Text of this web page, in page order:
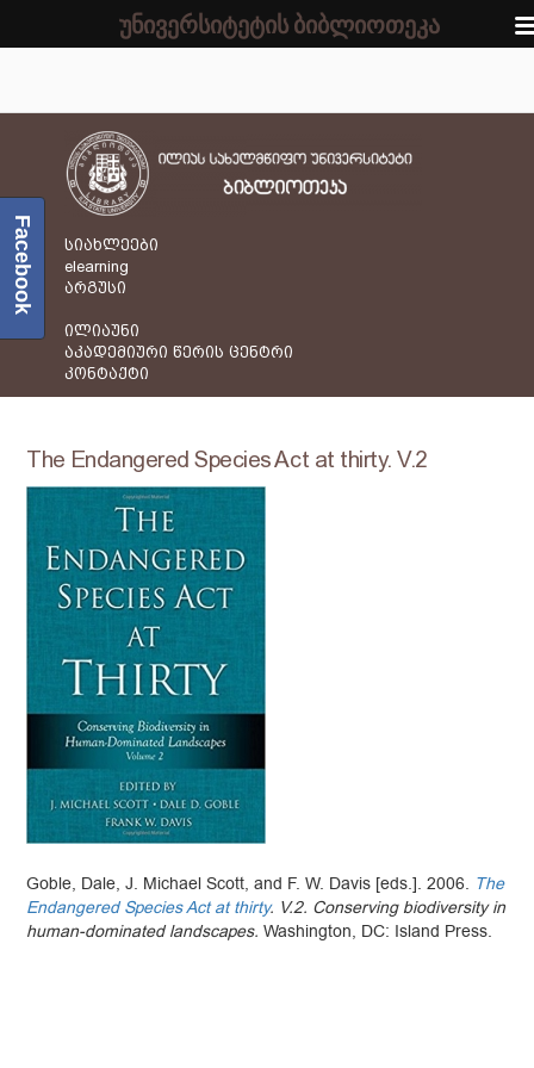
სიახლეები
elearning
არგუსი
ილიაუნი
აკადემიური წერის ცენტრი
კონტაქტი
The Endangered Species Act at thirty. V.2
Goble, Dale, J. Michael Scott, and F. W. Davis [eds.]. 2006. The
Endangered Species Act at thirty. V.2. Conserving biodiversity in
human-dominated landscapes. Washington, DC: Island Press.
Facebook
უნივერსიტეტის ბიბლიოთეკა